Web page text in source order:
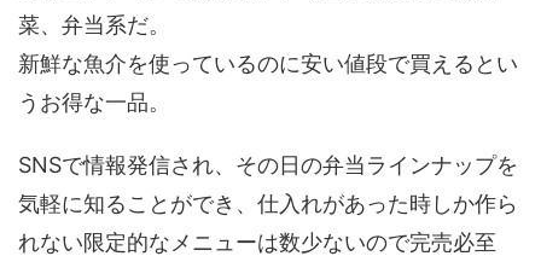
菜、弁当系だ。
新鮮な魚介を使っているのに安い値段で買えるとい
うお得な一品。
SNSで情報発信され、その日の弁当ラインナップを
気軽に知ることができ、仕入れがあった時しか作ら
れない限定的なメニューは数少ないので完売必至